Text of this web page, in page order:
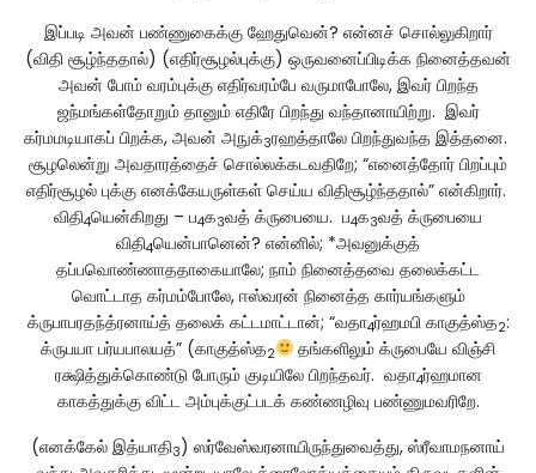
இப்படி அவன் பண்ணுகைக்கு ஹேதுவென்? என்னச் சொல்லுகிறார்
(விதி சூழ்ந்ததால்) (எதிர்சூழல்புக்கு) ஒருவனைப்பிடிக்க நினைத்தவன்
அவன் போம் வரம்புக்கு எதிர்வரம்பே வருமாபோலே, இவர் பிறந்த
ஜந்மங்கள்தோறும் தானும் எதிரே பிறந்து வந்தானாயிற்று. இவர்
கர்மமடியாகப் பிறக்க, அவன் அநுக்3ரஹத்தாலே பிறந்துவந்த இத்தனை.
சூழலென்று அவதாரத்தைச் சொல்லக்கடவதிறே; “எனைத்தோர் பிறப்பும்
எதிர்சூழல் புக்கு எனக்கேயருள்கள் செய்ய விதிசூழ்ந்ததால்” என்கிறார்.
விதி4யென்கிறது – ப4க3வத் க்ருபையை. ப4க3வத் க்ருபையை
விதி4யென்பானென்? என்னில்; *அவனுக்குத்
தப்பவொண்ணாததாகையாலே; நாம் நினைத்தவை தலைக்கட்ட
வொட்டாத கர்மம்போலே, ஈஸ்வரன் நினைத்த கார்யங்களும்
க்ருபாபரதந்த்ரனாய்த் தலைக் கட்டமாட்டான்; “வதா4ர்ஹமபி காகுத்ஸ்த2:
க்ருபயா பர்யபாலயத்” (காகுத்ஸ்த2
தங்களிலும் க்ருபையே விஞ்சி
ரக்ஷித்துக்கொண்டு போரும் குடியிலே பிறந்தவர். வதா4ர்ஹமான
காகத்துக்கு விட்ட அம்புக்குட்படக் கண்ணழிவு பண்ணுமவரிறே.
(எனக்கேல் இத்யாதி3) ஸர்வேஸ்வரனாயிருந்துவைத்து, ஸ்ரீவாமநனாய்